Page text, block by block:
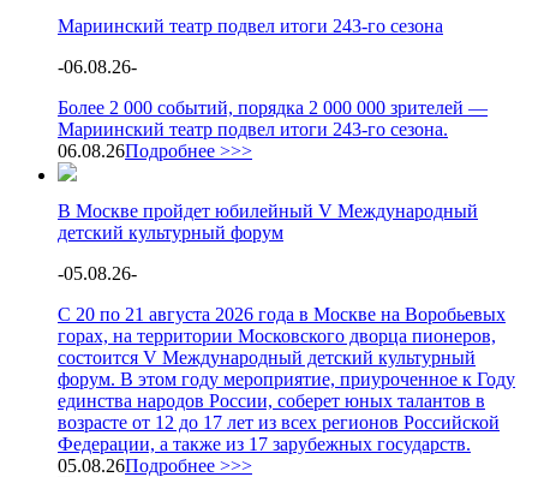
Мариинский театр подвел итоги 243-го сезона
-06.08.26-
Более 2 000 событий, порядка 2 000 000 зрителей —
Мариинский театр подвел итоги 243-го сезона.
06.08.26Подробнее >>>
В Москве пройдет юбилейный V Международный
детский культурный форум
-05.08.26-
С 20 по 21 августа 2026 года в Москве на Воробьевых
горах, на территории Московского дворца пионеров,
состоится V Международный детский культурный
форум. В этом году мероприятие, приуроченное к Году
единства народов России, соберет юных талантов в
возрасте от 12 до 17 лет из всех регионов Российской
Федерации, а также из 17 зарубежных государств.
05.08.26Подробнее >>>